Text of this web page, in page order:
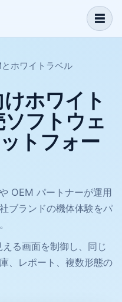
☰
とホワイトラベル
ホワイト
フトウェ
トフォー
OEM パートナーが運用
ブランドの機体体験をパ
る画面を制御し、同じ
、レポート、複数形態の